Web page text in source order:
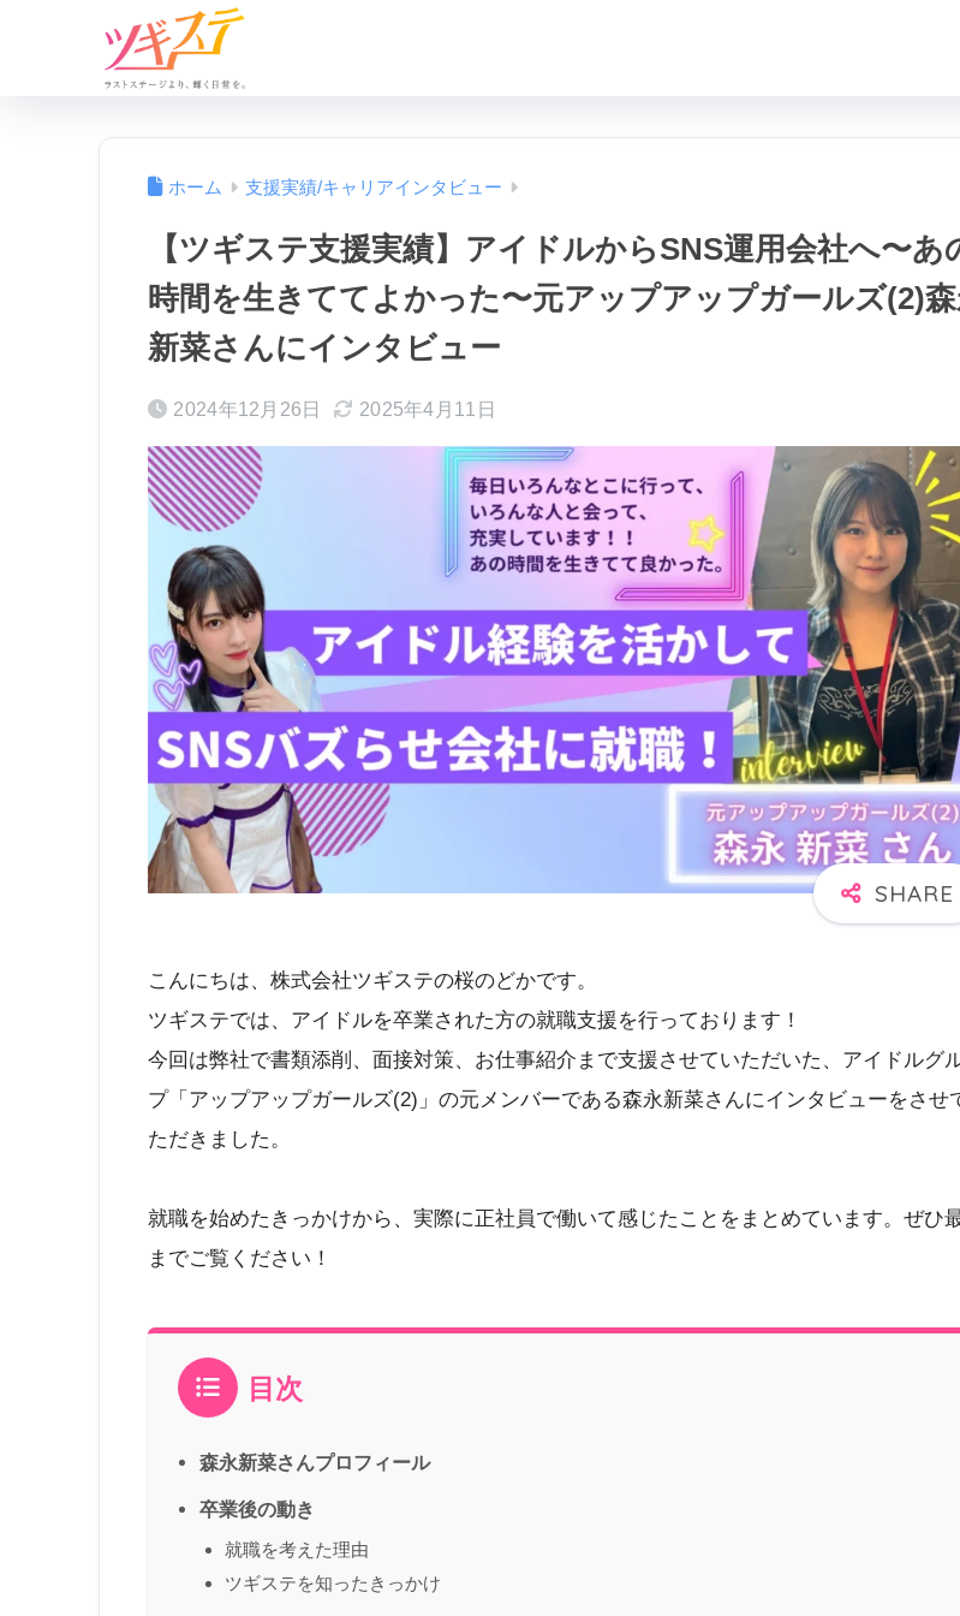
ホーム 支援実績/キャリアインタビュー
【ツギステ支援実績】アイドルからSNS運用会社へ〜あ
時間を生きててよかった〜元アップアップガールズ(2)
新菜さんにインタビュー
2024年12月26日 2025年4月11日
こんにちは、株式会社ツギステの桜のどかです。
ツギステでは、アイドルを卒業された方の就職支援を行っております！
今回は弊社で書類添削、面接対策、お仕事紹介まで支援させていただいた、アイドルグ
プ「アップアップガールズ(2)」の元メンバーである森永新菜さんにインタビューをさせ
ただきました。
就職を始めたきっかけから、実際に正社員で働いて感じたことをまとめています。ぜひ
までご覧ください！
目次
森永新菜さんプロフィール
卒業後の動き
就職を考えた理由
ツギステを知ったきっかけ